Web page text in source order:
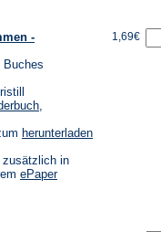
-
Buches
,
herunterladen
zusätzlich in
ePaper(Öffnet
1,69€